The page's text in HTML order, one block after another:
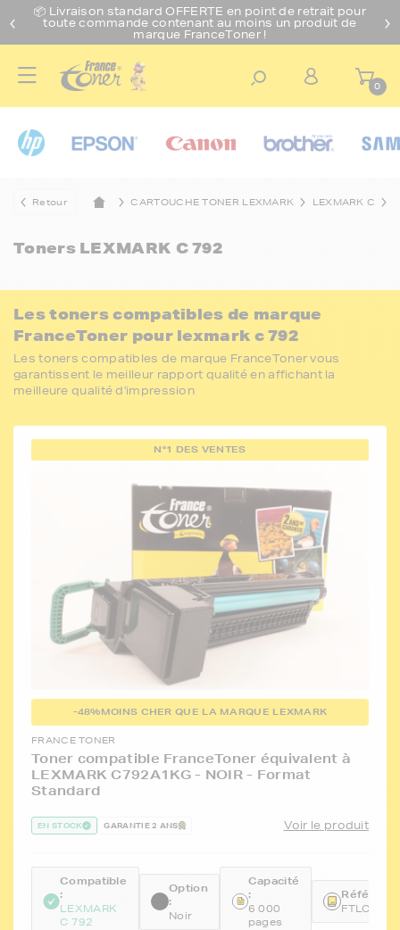
📦 Livraison standard OFFERTE en point de retrait pour
toute commande contenant au moins un produit de
marque FranceToner !
0
Retour CARTOUCHE TONER LEXMARK LEXMARK C
Toners LEXMARK C 792
Les toners compatibles de marque
FranceToner pour lexmark c 792
Les toners compatibles de marque FranceToner vous
garantissent le meilleur rapport qualité en affichant la
meilleure qualité d'impression
N°1 DES VENTES
-48%MOINS CHER QUE LA MARQUE LEXMARK
FRANCE TONER
Toner compatible FranceToner équivalent à
LEXMARK C792A1KG - NOIR - Format
Standard
EN STOCK GARANTIE 2 ANS Voir le produit
Compatible
:
LEXMARK
C 792
Option
:
Noir
Capacité
:
6 000
pages